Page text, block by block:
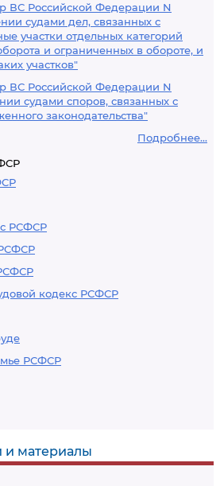
ВС Российской Федерации N
судами дел, связанных с
участки отдельных категорий
и ограниченных в обороте, и
участков"
ВС Российской Федерации N
судами споров, связанных с
законодательства"
Подробнее...
РСФСР
кодекс РСФСР
РСФСР
и материалы